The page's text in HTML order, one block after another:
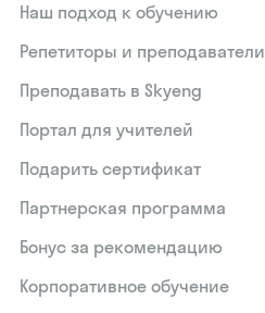
Наш подход к обучению
Репетиторы и преподаватели
Преподавать в Skyeng
Портал для учителей
Подарить сертификат
Партнерская программа
Бонус за рекомендацию
Корпоративное обучение